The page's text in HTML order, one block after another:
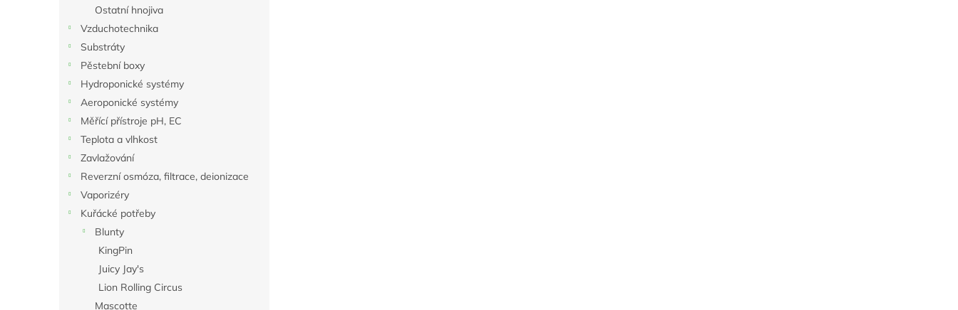
Ostatní hnojiva
Vzduchotechnika
Substráty
Pěstební boxy
Hydroponické systémy
Aeroponické systémy
Měřící přístroje pH, EC
Teplota a vlhkost
Zavlažování
Reverzní osmóza, filtrace, deionizace
Vaporizéry
Kuřácké potřeby
Blunty
KingPin
Juicy Jay's
Lion Rolling Circus
Mascotte